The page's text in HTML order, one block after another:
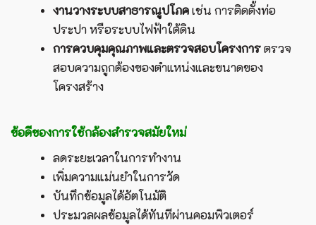
งานวางระบบสาธารณูปโภคเช่น การติดตั้งท่อ
ประปา หรือระบบไฟฟ้าใต้ดิน
การควบคุมคุณภาพและตรวจสอบโครงการตรวจ
สอบความถูกต้องของตำแหน่งและขนาดของ
โครงสร้าง
ข้อดีของการใช้กล้องสำรวจสมัยใหม่
ลดระยะเวลาในการทำงาน
เพิ่มความแม่นยำในการวัด
บันทึกข้อมูลได้อัตโนมัติ
ประมวลผลข้อมูลได้ทันทีผ่านคอมพิวเตอร์